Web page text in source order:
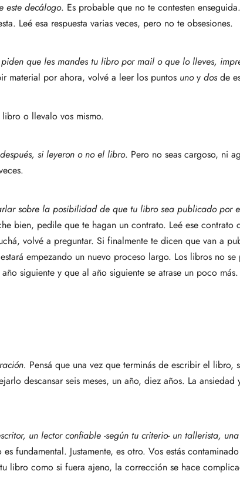
este decálogo. Es probable que no te contesten
Leé esa respuesta varias veces, pero no te obsesiones.
que les mandes tu libro por mail o que lo lleves,
material por ahora, volvé a leer los puntos unoy dos de
o llevalo vos mismo.
si leyeron o no el libro. Pero no seas cargoso, ni
sobre la posibilidad de que tu libro sea publicado por
bien, pedile que te hagan un contrato. Leé ese
volvé a preguntar. Si finalmente te dicen que van a
empezando un nuevo proceso largo. Los libros no
siguiente y que al año siguiente se atrase un poco
Pensá que una vez que terminás de escribir el libro,
descansar seis meses, un año, diez años. La
un lector confiable -según tu criterio- un tallerista,
fundamental. Justamente, es otro. Vos estás
libro como si fuera ajeno, la corrección se hace